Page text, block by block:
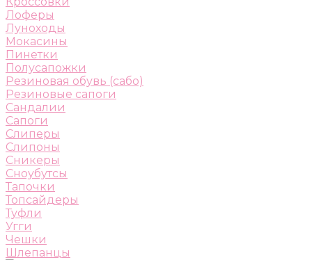
Лоферы
Луноходы
Мокасины
Пинетки
Полусапожки
Резиновая обувь (сабо)
Резиновые сапоги
Сандалии
Сапоги
Слиперы
Слипоны
Сникеры
Сноубутсы
Тапочки
Топсайдеры
Туфли
Угги
Чешки
Шлепанцы